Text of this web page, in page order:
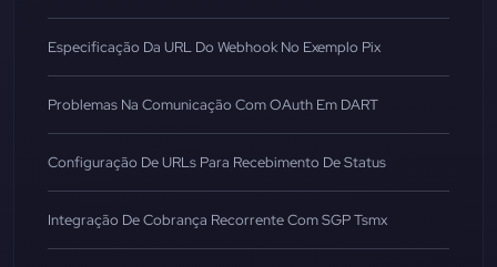
Especificação Da URL Do Webhook No Exemplo Pix
Problemas Na Comunicação Com OAuth Em DART
Configuração De URLs Para Recebimento De Status
Integração De Cobrança Recorrente Com SGP Tsmx